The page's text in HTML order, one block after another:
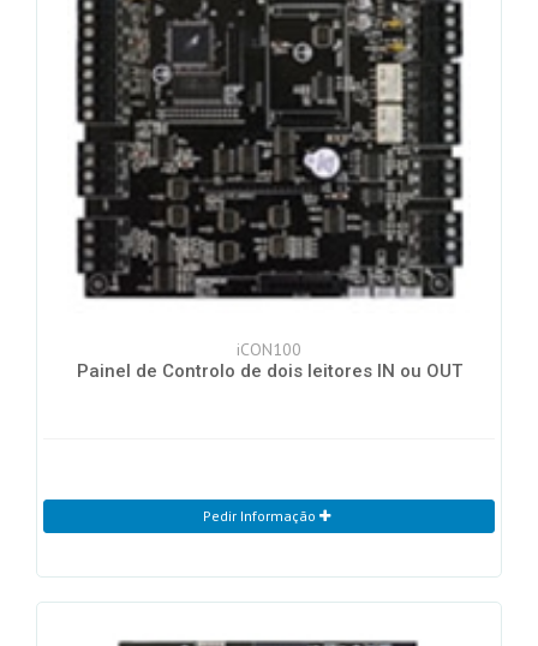
iCON100
Painel de Controlo de dois leitores IN ou OUT
Pedir Informação